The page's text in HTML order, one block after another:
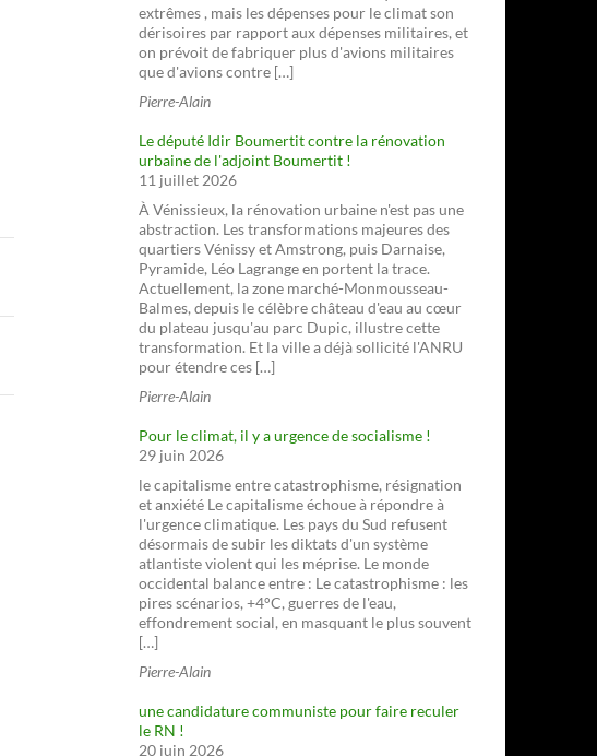
extrêmes , mais les dépenses pour le climat son
dérisoires par rapport aux dépenses militaires, et
on prévoit de fabriquer plus d'avions militaires
que d'avions contre […]
Pierre-Alain
Le député Idir Boumertit contre la rénovation
urbaine de l'adjoint Boumertit !
11 juillet 2026
À Vénissieux, la rénovation urbaine n'est pas une
abstraction. Les transformations majeures des
quartiers Vénissy et Amstrong, puis Darnaise,
Pyramide, Léo Lagrange en portent la trace.
Actuellement, la zone marché-Monmousseau-
Balmes, depuis le célèbre château d'eau au cœur
du plateau jusqu'au parc Dupic, illustre cette
transformation. Et la ville a déjà sollicité l'ANRU
pour étendre ces […]
Pierre-Alain
Pour le climat, il y a urgence de socialisme !
29 juin 2026
le capitalisme entre catastrophisme, résignation
et anxiété Le capitalisme échoue à répondre à
l'urgence climatique. Les pays du Sud refusent
désormais de subir les diktats d'un système
atlantiste violent qui les méprise. Le monde
occidental balance entre : Le catastrophisme : les
pires scénarios, +4°C, guerres de l'eau,
effondrement social, en masquant le plus souvent
[…]
Pierre-Alain
une candidature communiste pour faire reculer
le RN !
20 juin 2026